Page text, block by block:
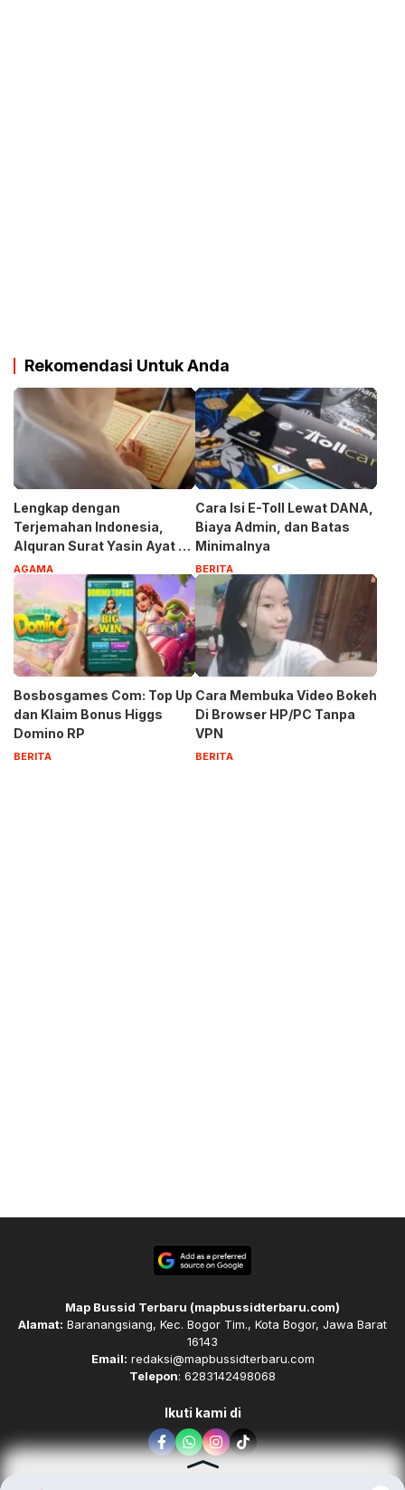
Rekomendasi Untuk Anda
Lengkap dengan
Terjemahan Indonesia,
Alquran Surat Yasin Ayat 1-
83
AGAMA
Cara Isi E-Toll Lewat DANA,
Biaya Admin, dan Batas
Minimalnya
BERITA
Bosbosgames Com: Top Up
dan Klaim Bonus Higgs
Domino RP
BERITA
Cara Membuka Video Bokeh
Di Browser HP/PC Tanpa
VPN
BERITA
Map Bussid Terbaru (mapbussidterbaru.com)
Alamat: Baranangsiang, Kec. Bogor Tim., Kota Bogor, Jawa Barat
16143
Email: redaksi@mapbussidterbaru.com
Telepon: 6283142498068
Ikuti kami di